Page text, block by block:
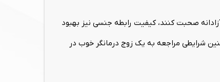
صحبت کنند، کیفیت رابطه جنسی نیز بهبود
شرایطی مراجعه به یک زوج درمانگر خوب در